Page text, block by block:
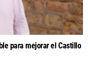
para mejorar el Castillo